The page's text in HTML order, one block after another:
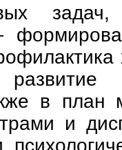
в план
и